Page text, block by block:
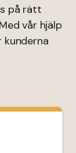
på rätt
vår hjälp